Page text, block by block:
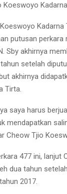
Koeswoyo
Kadarna
putusan perkara
Sby akhirnya
setelah
akhirnya
Tirta.
saya harus
mendapatkan
Cheow Tjio
477 ini, lanjut
dua tahun
2017.
didampingi kuasa